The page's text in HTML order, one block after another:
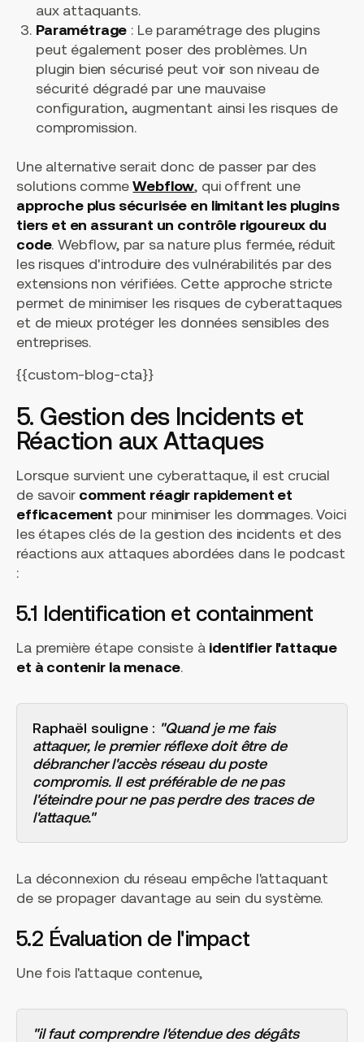
aux attaquants.
Paramétrage : Le paramétrage des plugins
peut également poser des problèmes. Un
plugin bien sécurisé peut voir son niveau de
sécurité dégradé par une mauvaise
configuration, augmentant ainsi les risques de
compromission.
Une alternative serait donc de passer par des
solutions commeWebflow, qui offrent une
approche plus sécurisée en limitant les plugins
tiers et en assurant un contrôle rigoureux du
code. Webflow, par sa nature plus fermée, réduit
les risques d'introduire des vulnérabilités par des
extensions non vérifiées. Cette approche stricte
permet de minimiser les risques de cyberattaques
et de mieux protéger les données sensibles des
entreprises.
{{custom-blog-cta}}
5. Gestion des Incidents et
Réaction aux Attaques
Lorsque survient une cyberattaque, il est crucial
de savoir comment réagir rapidement et
efficacement pour minimiser les dommages. Voici
les étapes clés de la gestion des incidents et des
réactions aux attaques abordées dans le podcast
:
5.1 Identification et containment
La première étape consiste à identifier l'attaque
et à contenir la menace.
Raphaël souligne : "Quand je me fais
attaquer, le premier réflexe doit être de
débrancher l'accès réseau du poste
compromis. Il est préférable de ne pas
l'éteindre pour ne pas perdre des traces de
l'attaque."
La déconnexion du réseau empêche l'attaquant
de se propager davantage au sein du système.
5.2 Évaluation de l'impact
Une fois l'attaque contenue,
"il faut comprendre l'étendue des dégâts